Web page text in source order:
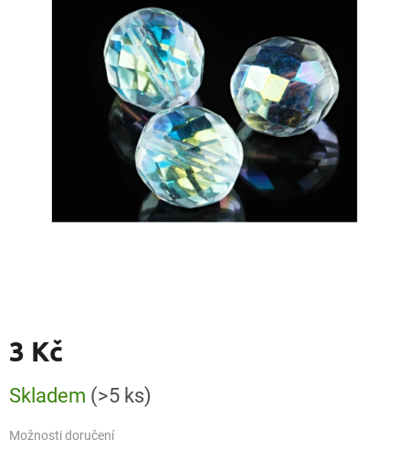
3 Kč
cena:
Skladem (>5 ks)
Možnosti doručení